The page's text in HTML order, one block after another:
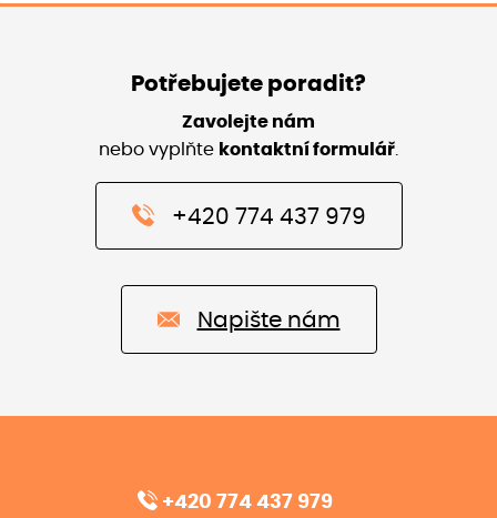
Potřebujete poradit?
Zavolejte nám
nebo vyplňte kontaktní formulář
+420 774 437 979
Napište nám
+420 774 437 979